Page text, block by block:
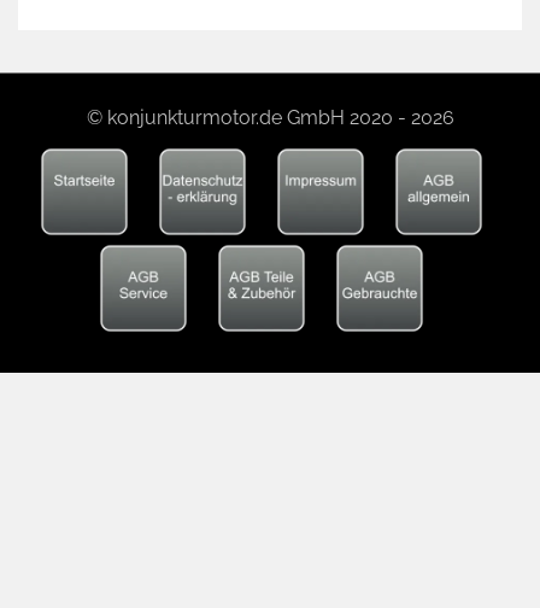
© konjunkturmotor.de GmbH 2020 - 2026